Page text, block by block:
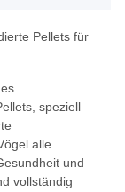
Pellets für
speziell
alle
und
vollständig